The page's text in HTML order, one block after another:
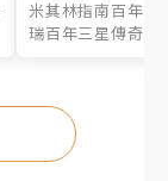
米其林指南百年之
瑞百年三星傳奇、